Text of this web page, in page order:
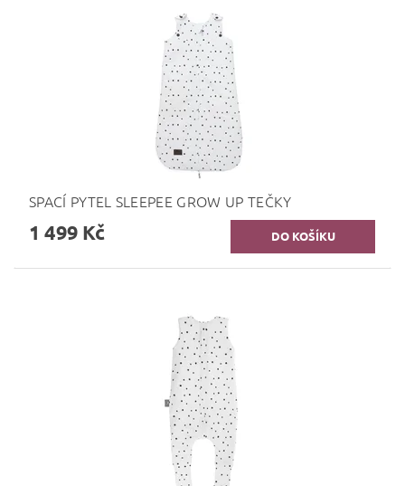
SPACÍ PYTEL SLEEPEE GROW UP TEČKY
1 499 Kč